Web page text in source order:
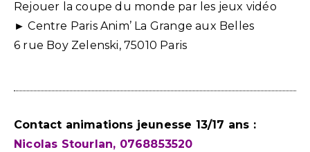
Rejouer la coupe du monde par les jeux vidéo
► Centre Paris Anim’ La Grange aux Belles
6 rue Boy Zelenski, 75010 Paris
Contact animations jeunesse 13/17 ans :
Nicolas Stourlan, 0768853520